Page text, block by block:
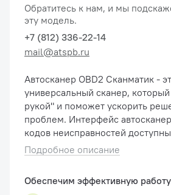
Автосканер OBD2 Сканматик -
универсальный сканер,
рукой" и поможет ускорить
проблем. Интерфейс автосканера и описание
кодов неисправностей
языке, что упрощает понимание
данных. Прибор содержит в
Подробное описание
Обеспечим эффективную работу
Обратитесь к нам, и мы
эту модель.
+7 (812) 336-22-14
mail@atspb.ru